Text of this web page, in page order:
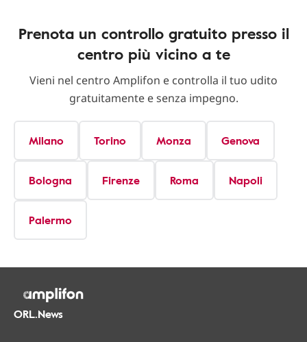
Prenota un controllo gratuito presso il
centro più vicino a te
Vieni nel centro Amplifon e controlla il tuo udito
gratuitamente e senza impegno.
Milano Torino Monza Genova
Bologna Firenze Roma Napoli
Palermo
ORL.News